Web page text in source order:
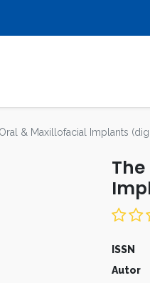
& Maxillofacial Implants
ISSN
Autor